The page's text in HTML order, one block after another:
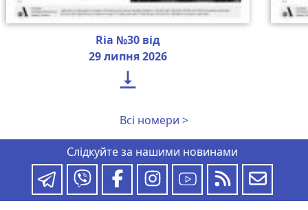
Ria №30 від
29 липня 2026

Всі номери >
Слідкуйте за нашими новинами